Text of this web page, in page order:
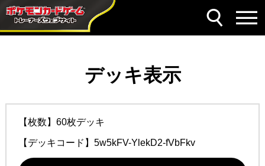
デッキ表示
【枚数】60枚デッキ
【デッキコード】 5w5kFV-YlekD2-fVbFkv